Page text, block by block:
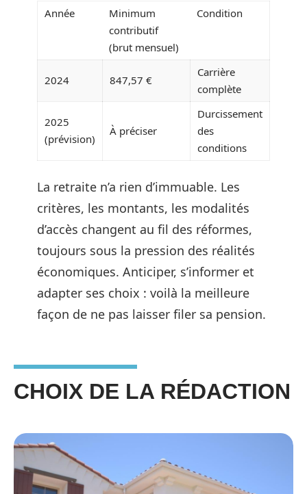
Année
Minimum
contributif
(brut mensuel)
Condition
2024 847,57 €
Carrière
complète
2025
(prévision)
À préciser
Durcissement
des
conditions
La retraite n’a rien d’immuable. Les
critères, les montants, les modalités
d’accès changent au fil des réformes,
toujours sous la pression des réalités
économiques. Anticiper, s’informer et
adapter ses choix : voilà la meilleure
façon de ne pas laisser filer sa pension.
CHOIX DE LA RÉDACTION